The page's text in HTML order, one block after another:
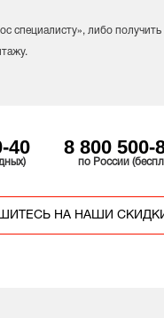
специалисту», либо получить
40 8 800 500-
по России
НА НАШИ